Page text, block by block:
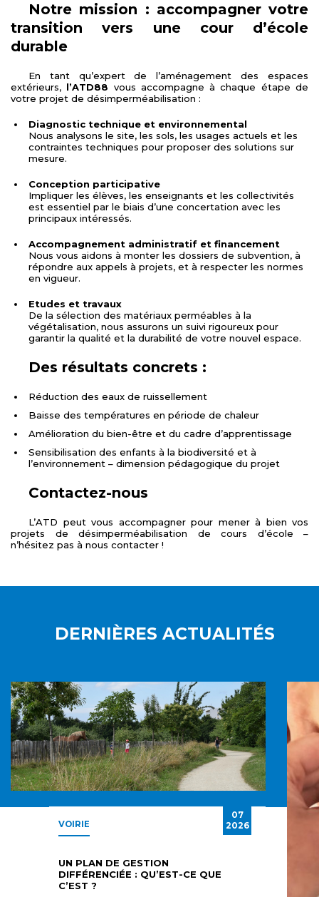
Notre mission : accompagner votre
transition vers une cour d’école
durable
En tant qu’expert de l’aménagement des espaces
extérieurs, l’ATD88 vous accompagne à chaque étape de
votre projet de désimperméabilisation :
Diagnostic technique et environnemental
Nous analysons le site, les sols, les usages actuels et les
contraintes techniques pour proposer des solutions sur
mesure.
Conception participative
Impliquer les élèves, les enseignants et les collectivités
est essentiel par le biais d’une concertation avec les
principaux intéressés.
Accompagnement administratif et financement
Nous vous aidons à monter les dossiers de subvention, à
répondre aux appels à projets, et à respecter les normes
en vigueur.
Etudes et travaux
De la sélection des matériaux perméables à la
végétalisation, nous assurons un suivi rigoureux pour
garantir la qualité et la durabilité de votre nouvel espace.
Des résultats concrets :
Réduction des eaux de ruissellement
Baisse des températures en période de chaleur
Amélioration du bien-être et du cadre d’apprentissage
Sensibilisation des enfants à la biodiversité et à
l’environnement – dimension pédagogique du projet
Contactez-nous
L’ATD peut vous accompagner pour mener à bien vos
projets de désimperméabilisation de cours d’école –
n’hésitez pas à nous contacter !
DERNIÈRES ACTUALITÉS
07
2026
VOIRIE
UN PLAN DE GESTION
DIFFÉRENCIÉE : QU’EST-CE QUE
C’EST ?